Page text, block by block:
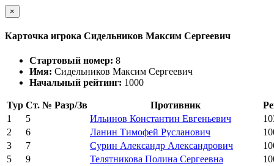
×
Карточка игрока Сидельников Максим Сергеевич
Стартовый номер: 8
Имя: Сидельников Максим Сергеевич
Начальный рейтинг: 1000
Тур Ст. № Разр/Зв Противник
1
5 Ильинов Константин Евгеньевич
2
6 Ланин Тимофей Русланович
3
7 Сурин Александр Александрович
5
9 Телятникова Полина Сергеевна